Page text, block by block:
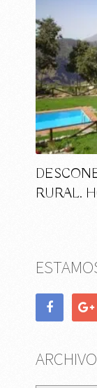
RURAL.